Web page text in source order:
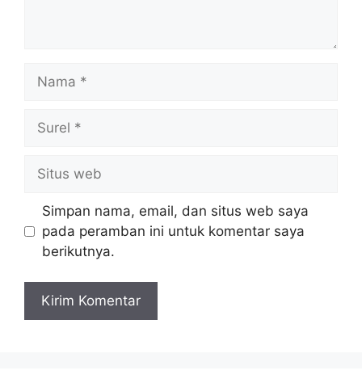
web
Simpan nama, email, dan situs web saya
pada peramban ini untuk komentar saya
berikutnya.